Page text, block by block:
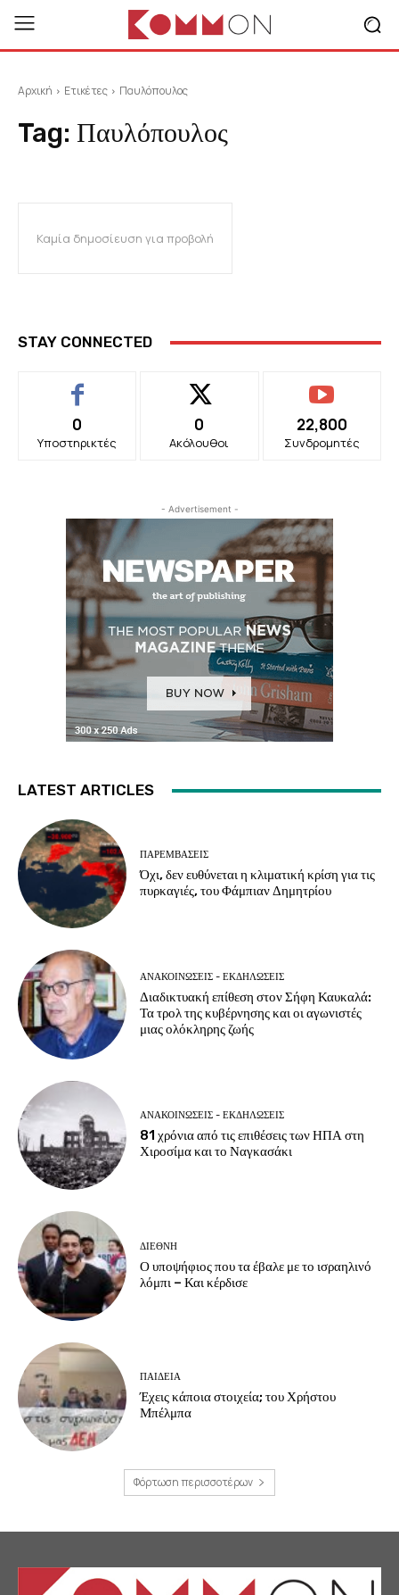
Αρχική Ετικέτες Παυλόπουλος
Tag: Παυλόπουλος
Καμία δημοσίευση για προβολή
STAY CONNECTED
0
Υποστηρικτές
0
Ακόλουθοι
22,800
Συνδρομητές
- Advertisement -
LATEST ARTICLES
ΠΑΡΕΜΒΑΣΕΙΣ
Όχι, δεν ευθύνεται η κλιματική κρίση για τις
πυρκαγιές, του Φάμπιαν Δημητρίου
ΑΝΑΚΟΙΝΩΣΕΙΣ - ΕΚΔΗΛΩΣΕΙΣ
Διαδικτυακή επίθεση στον Σήφη Καυκαλά:
Τα τρολ της κυβέρνησης και οι αγωνιστές
μιας ολόκληρης ζωής
ΑΝΑΚΟΙΝΩΣΕΙΣ - ΕΚΔΗΛΩΣΕΙΣ
81 χρόνια από τις επιθέσεις των ΗΠΑ στη
Χιροσίμα και το Ναγκασάκι
ΔΙΕΘΝΗ
Ο υποψήφιος που τα έβαλε με το ισραηλινό
λόμπι – Και κέρδισε
ΠΑΙΔΕΙΑ
Έχεις κάποια στοιχεία; του Χρήστου
Μπέλμπα
Φόρτωση περισσοτέρων